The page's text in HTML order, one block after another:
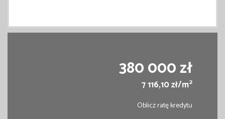
380 000 zł
7 116,10 zł/m2
Oblicz ratę kredytu